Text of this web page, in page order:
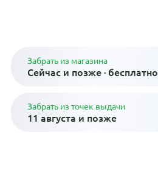
Забрать из магазина
Сейчас и позже · бесплатно
Забрать из точек выдачи
11 августа и позже